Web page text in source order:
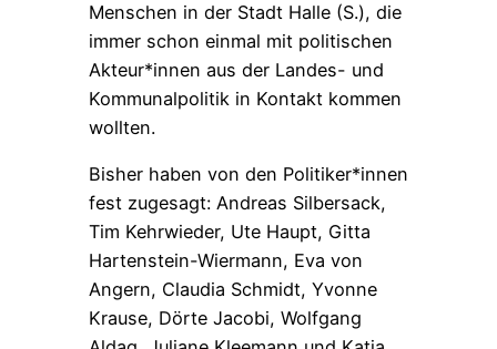
Menschen in der Stadt Halle (S.), die
immer schon einmal mit politischen
Akteur*innen aus der Landes- und
Kommunalpolitik in Kontakt kommen
wollten.
Bisher haben von den Politiker*innen
fest zugesagt: Andreas Silbersack,
Tim Kehrwieder, Ute Haupt, Gitta
Hartenstein-Wiermann, Eva von
Angern, Claudia Schmidt, Yvonne
Krause, Dörte Jacobi, Wolfgang